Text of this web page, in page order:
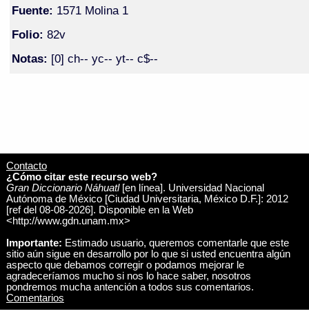
Fuente: 1571 Molina 1
Folio: 82v
Notas: [0] ch-- yc-- yt-- c$--
Contacto
¿Cómo citar este recurso web?
Gran Diccionario Náhuatl[en línea]. Universidad Nacional
Autónoma de México [Ciudad Universitaria, México D.F.]: 2012
[ref del 08-08-2026]. Disponible en la Web
<http://www.gdn.unam.mx>
Importante: Estimado usuario, queremos comentarle que este
sitio aún sigue en desarrollo por lo que si usted encuentra algún
aspecto que debamos corregir o podamos mejorar le
agradeceríamos mucho si nos lo hace saber, nosotros
pondremos mucha antención a todos sus comentarios.
Comentarios